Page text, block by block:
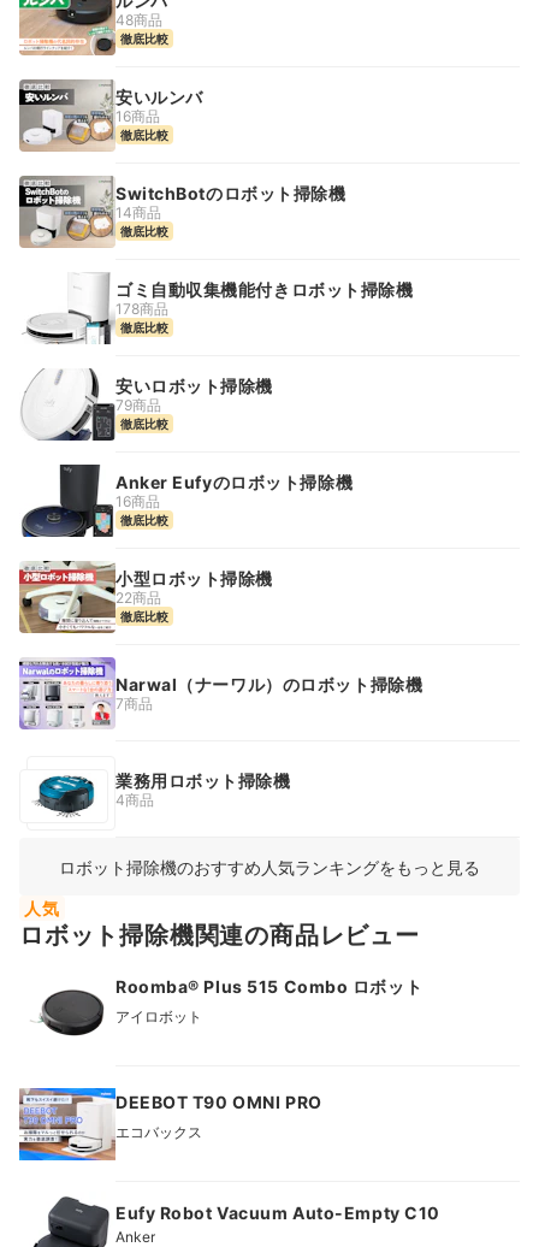
48商品
徹底比較
安いルンバ
16商品
徹底比較
SwitchBotのロボット掃除機
14商品
徹底比較
ゴミ自動収集機能付きロボット掃除機
178商品
徹底比較
安いロボット掃除機
79商品
徹底比較
Anker Eufyのロボット掃除機
16商品
徹底比較
小型ロボット掃除機
22商品
徹底比較
Narwal（ナーワル）のロボット掃除機
7商品
業務用ロボット掃除機
4商品
ロボット掃除機のおすすめ人気ランキングをもっと見る
人気
ロボット掃除機関連の商品レビュー
Roomba® Plus 515 Combo ロボット
アイロボット
DEEBOT T90 OMNI PRO
エコバックス
Eufy Robot Vacuum Auto-Empty C10
Anker